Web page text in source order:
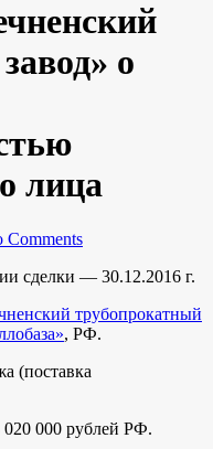
о
лица
Comments
сделки — 30.12.2016 г.
трубопрокатный
, РФ.
(поставка
000 рублей РФ.